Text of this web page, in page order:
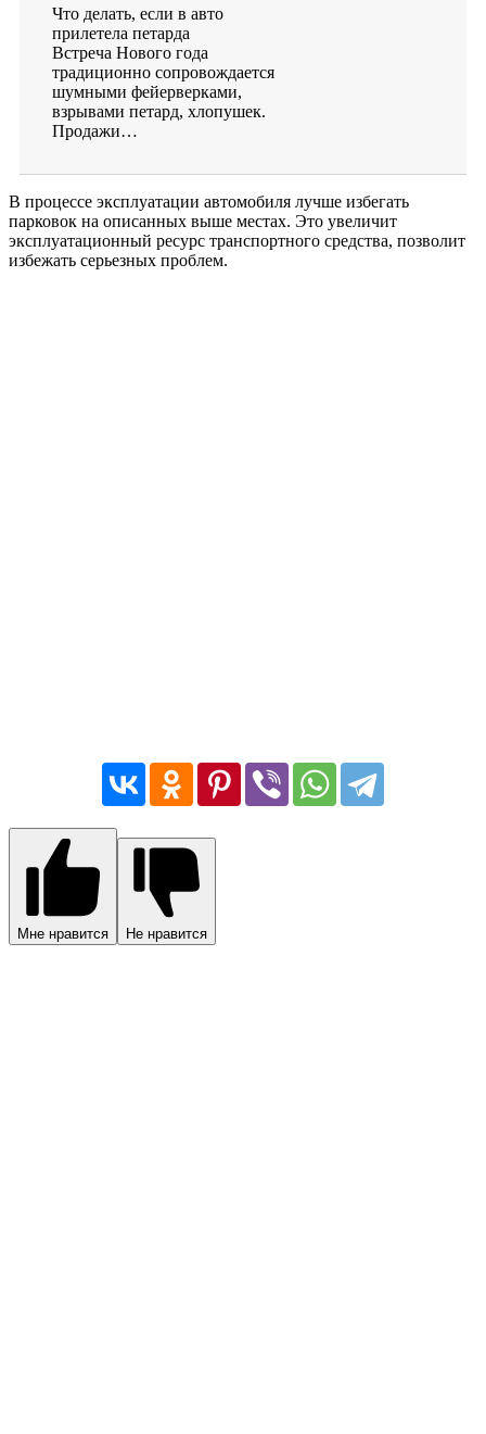
Что делать, если в авто
прилетела петарда
Встреча Нового года
традиционно сопровождается
шумными фейерверками,
взрывами петард, хлопушек.
Продажи…
В процессе эксплуатации автомобиля лучше избегать
парковок на описанных выше местах. Это увеличит
эксплуатационный ресурс транспортного средства, позволит
избежать серьезных проблем.
Мне нравится Не нравится